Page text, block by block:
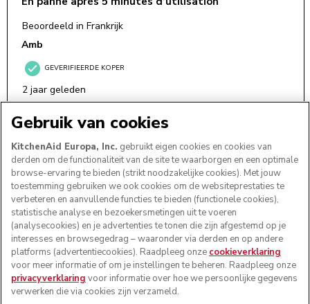
Gebruik van cookies
KitchenAid Europa, Inc. gebruikt eigen cookies en cookies van
derden om de functionaliteit van de site te waarborgen en een optimale
browse-ervaring te bieden (strikt noodzakelijke cookies). Met jouw
toestemming gebruiken we ook cookies om de websiteprestaties te
verbeteren en aanvullende functies te bieden (functionele cookies),
statistische analyse en bezoekersmetingen uit te voeren
(analysecookies) en je advertenties te tonen die zijn afgestemd op je
interesses en browsegedrag – waaronder via derden en op andere
platforms (advertentiecookies). Raadpleeg onze cookieverklaring
voor meer informatie of om je instellingen te beheren. Raadpleeg onze
privacyverklaring voor informatie over hoe we persoonlijke gegevens
verwerken die via cookies zijn verzameld.